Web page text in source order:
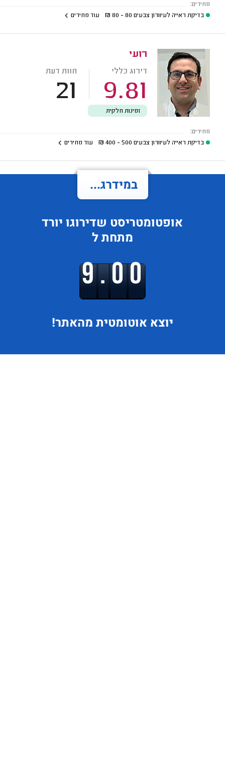
מחירים:
בדיקת ראייה לעיוורון צבעים 80 - 80
₪ עוד מחירים
רועי
דירוג כללי
9.81
חוות דעת
21
זמינות חלקית
מחירים:
בדיקת ראייה לעיוורון צבעים 500 - 400
₪ עוד מחירים
במידרג...
אופטומטריסט שדירוגו יורד
מתחת ל
9.00
יוצא אוטומטית מהאתר!